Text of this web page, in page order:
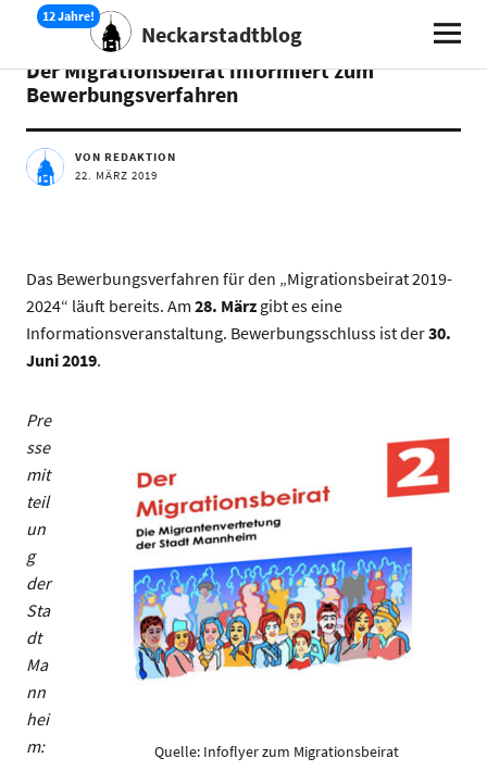
Neckarstadtblog
AKTUELLES TERMINE
Der Migrationsbeirat informiert zum
Bewerbungsverfahren
VON REDAKTION
22. MÄRZ 2019
Das Bewerbungsverfahren für den „Migrationsbeirat 2019-
2024“ läuft bereits. Am 28. Märzgibt es eine
Informationsveranstaltung. Bewerbungsschluss ist der30.
Juni 2019.
Quelle: Infoflyer zum Migrationsbeirat
Pre
sse
mit
teil
un
g
der
Sta
dt
Ma
nn
hei
m: